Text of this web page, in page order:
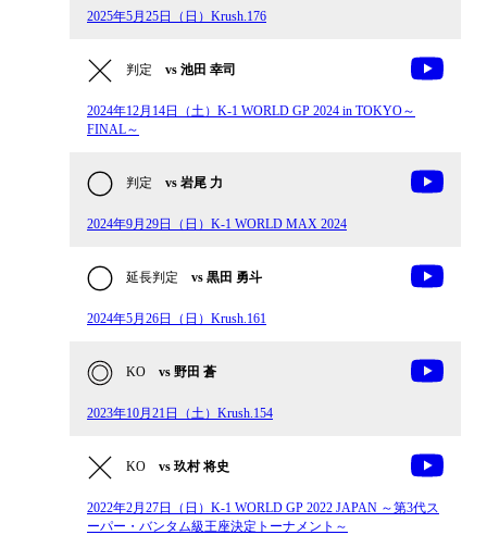
2025年5月25日（日）Krush.176
判定 vs 池田 幸司
2024年12⽉14⽇（土）K-1 WORLD GP 2024 in TOKYO～
FINAL～
判定 vs 岩尾 力
2024年9月29日（日）K-1 WORLD MAX 2024
延長判定 vs 黒田 勇斗
2024年5月26日（日）Krush.161
KO vs 野田 蒼
2023年10月21日（土）Krush.154
KO vs 玖村 将史
2022年2月27日（日）K-1 WORLD GP 2022 JAPAN ～第3代ス
ーパー・バンタム級王座決定トーナメント～